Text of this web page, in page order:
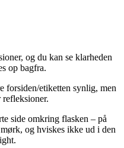
og du kan se klarheden
op bagfra.
forsiden/etiketten synlig, men
side omkring flasken – på
og hviskes ikke ud i den